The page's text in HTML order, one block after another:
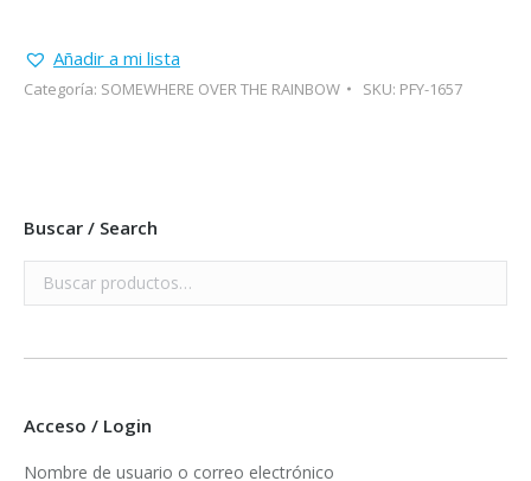
Añadir a mi lista
Categoría: SOMEWHERE OVER THE RAINBOW SKU: PFY-1657
Buscar / Search
Acceso / Login
Nombre de usuario o correo electrónico